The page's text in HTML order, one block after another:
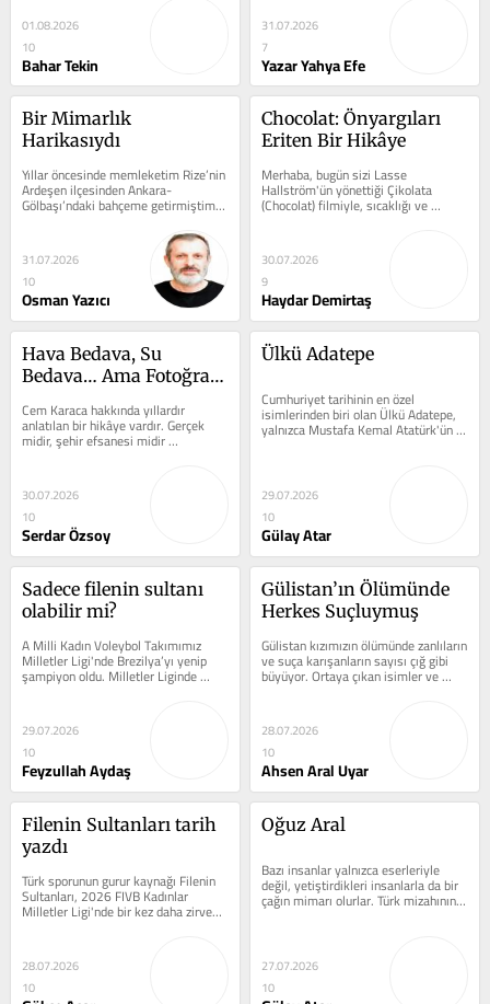
01.08.2026
10
Bahar Tekin
31.07.2026
7
Yazar Yahya Efe
Bir Mimarlık
Harikasıydı
Yıllar öncesinde memleketim Rize’nin
Ardeşen ilçesinden Ankara-
Gölbaşı’ndaki bahçeme getirmiştim.
Ata yadigârı ve en az 200 yıllık...
31.07.2026
10
Osman Yazıcı
Chocolat: Önyargıları
Eriten Bir Hikâye
Merhaba, bugün sizi Lasse
Hallström'ün yönettiği Çikolata
(Chocolat) filmiyle, sıcaklığı ve
samimiyetiyle hafızalarda yer eden
30.07.2026
9
Haydar Demirtaş
Hava Bedava, Su
Bedava… Ama Fotoğraf
Cem Karaca hakkında yıllardır
anlatılan bir hikâye vardır. Gerçek
midir, şehir efsanesi midir
bilmiyorum. Ama doğruysa da
30.07.2026
10
Serdar Özsoy
Ülkü Adatepe
Cumhuriyet tarihinin en özel
isimlerinden biri olan Ülkü Adatepe,
yalnızca Mustafa Kemal Atatürk'ün
en küçük manevi kızı olarak...
29.07.2026
10
Gülay Atar
Sadece filenin sultanı
olabilir mi?
A Milli Kadın Voleybol Takımımız
Milletler Ligi'nde Brezilya’yı yenip
şampiyon oldu. Milletler Liginde
gösterdikleri başarı ve...
29.07.2026
10
Feyzullah Aydaş
Gülistan’ın Ölümünde
Herkes Suçluymuş
Gülistan kızımızın ölümünde zanlıların
ve suça karışanların sayısı çığ gibi
büyüyor. Ortaya çıkan isimler ve
kişiler...
28.07.2026
10
Ahsen Aral Uyar
Filenin Sultanları tarih
yazdı
Türk sporunun gurur kaynağı Filenin
Sultanları, 2026 FIVB Kadınlar
Milletler Ligi'nde bir kez daha zirveye
çıkarak sadece bir kupa değil,...
28.07.2026
10
Oğuz Aral
Bazı insanlar yalnızca eserleriyle
değil, yetiştirdikleri insanlarla da bir
çağın mimarı olurlar. Türk mizahının
en önemli isimlerinden...
27.07.2026
10